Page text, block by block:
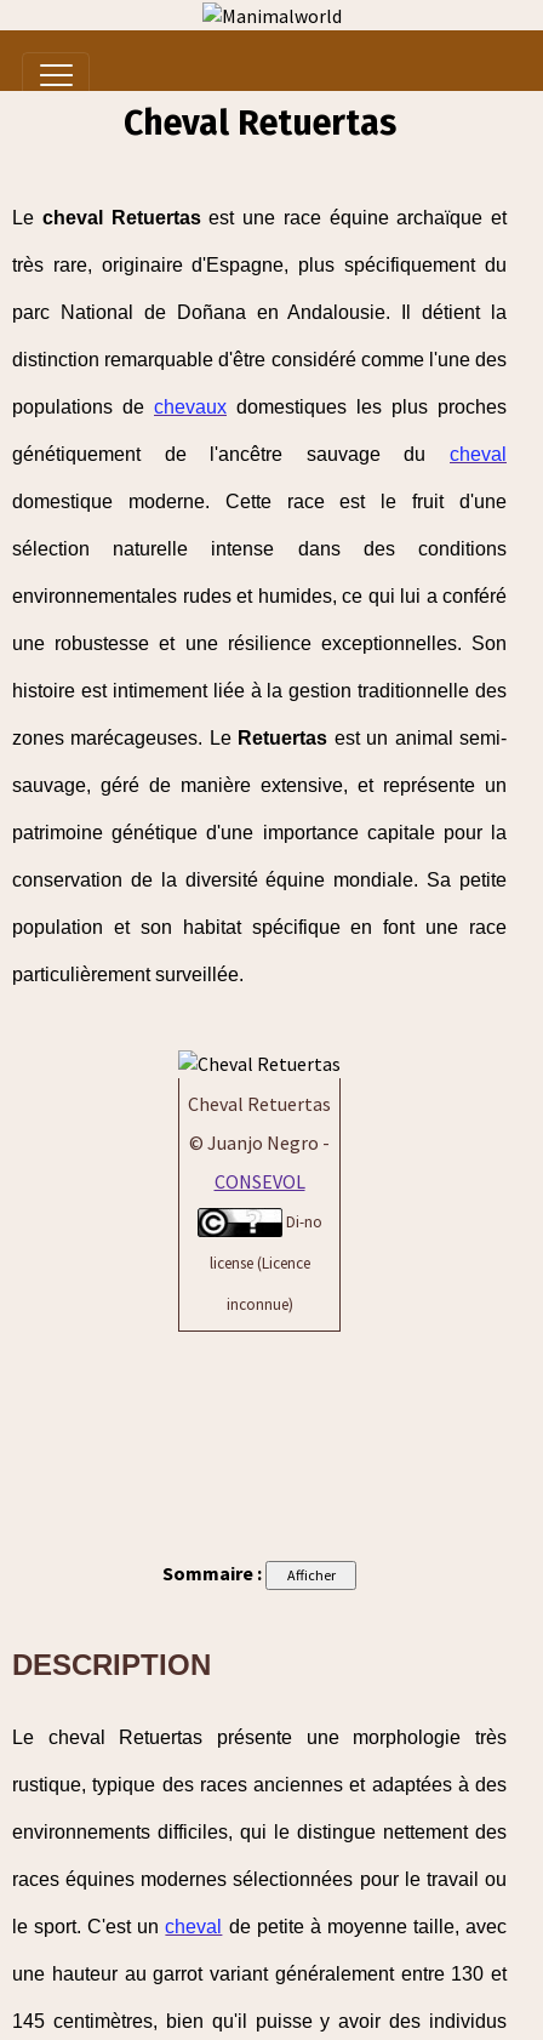
Cheval Retuertas
Le cheval Retuertasest une race équine archaïque et
très rare, originaire d'Espagne, plus spécifiquement du
parc National de Doñana en Andalousie. Il détient la
distinction remarquable d'être considéré comme l'une des
populations de chevaux domestiques les plus proches
génétiquement de l'ancêtre sauvage du cheval
domestique moderne. Cette race est le fruit d'une
sélection naturelle intense dans des conditions
environnementales rudes et humides, ce qui lui a conféré
une robustesse et une résilience exceptionnelles. Son
histoire est intimement liée à la gestion traditionnelle des
zones marécageuses. Le Retuertas est un animal semi-
sauvage, géré de manière extensive, et représente un
patrimoine génétique d'une importance capitale pour la
conservation de la diversité équine mondiale. Sa petite
population et son habitat spécifique en font une race
particulièrement surveillée.
Cheval Retuertas
© Juanjo Negro -
CONSEVOL
Di-no
license (Licence
inconnue)
Sommaire :
DESCRIPTION
Le cheval Retuertas présente une morphologie très
rustique, typique des races anciennes et adaptées à des
environnements difficiles, qui le distingue nettement des
races équines modernes sélectionnées pour le travail ou
le sport. C'est uncheval de petite à moyenne taille, avec
une hauteur au garrot variant généralement entre 130 et
145 centimètres, bien qu'il puisse y avoir des individus